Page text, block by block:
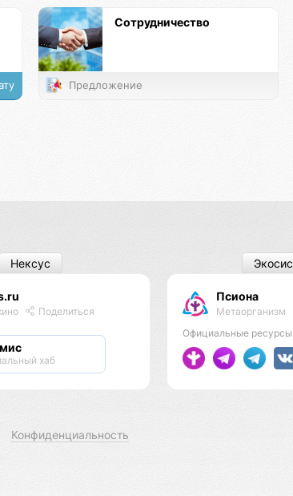
Сотрудничество
Предложение
Поделиться
хаб
Нексус
Псиона
Метаорганизм
Официальные
Конфиденциальность